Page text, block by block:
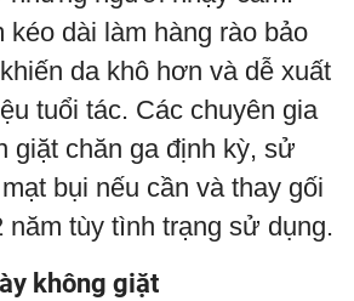
kéo dài làm hàng rào bảo
da khô hơn và dễ xuất
tuổi tác. Các chuyên gia
giặt chăn ga định kỳ, sử
bụi nếu cần và thay gối
năm tùy tình trạng sử dụng.
không giặt